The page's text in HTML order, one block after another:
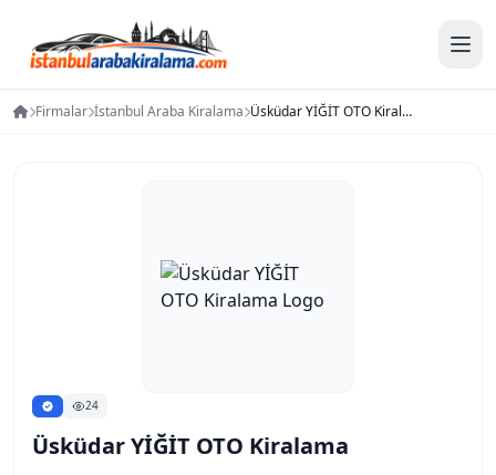
Firmalar İstanbul Araba Kiralama Üsküdar YİĞİT OTO Kiralama
24
Üsküdar YİĞİT OTO Kiralama